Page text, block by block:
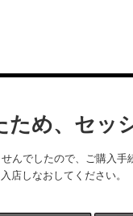
め、セッ
んでしたので、ご購入手
店しなおしてください。